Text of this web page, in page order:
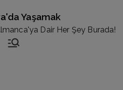
Yaşamak
Dair Her Şey Burada!